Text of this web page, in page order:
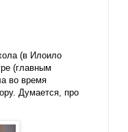
(в Илоило
(главным
во время
Думается, про